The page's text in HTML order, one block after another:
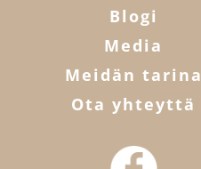
Blogi
Media
Meidän tarina
Ota yhteyttä